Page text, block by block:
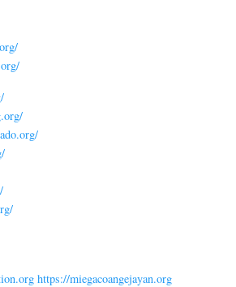
https://miegacoangejayan.org